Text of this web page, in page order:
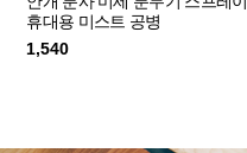
휴대용 미스트 공병
1,540